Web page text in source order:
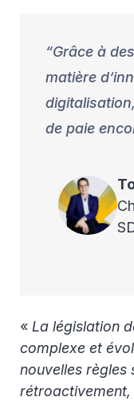
Grâce à
matière
de paie
« La législation
complexe et
nouvelles règles